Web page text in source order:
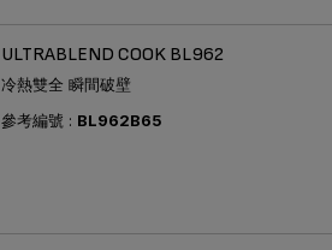
ULTRABLEND COOK BL962
冷熱雙全 瞬間破壁
參考編號 : BL962B65